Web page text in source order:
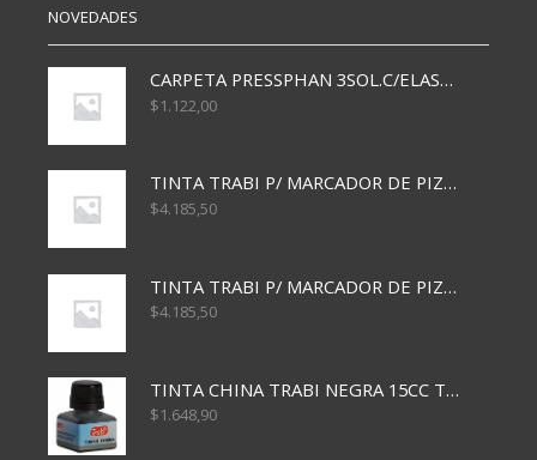
NOVEDADES
CARPETA PRESSPHAN 3SOL.C/ELAST MARRON A4 P01A
$1.122,00
TINTA TRABI P/ MARCADOR DE PIZARRA x30ml AZUL
$4.185,50
TINTA TRABI P/ MARCADOR DE PIZARRA x30ml ROJO
$4.185,50
TINTA CHINA TRABI NEGRA 15CC TR3460
$1.648,90